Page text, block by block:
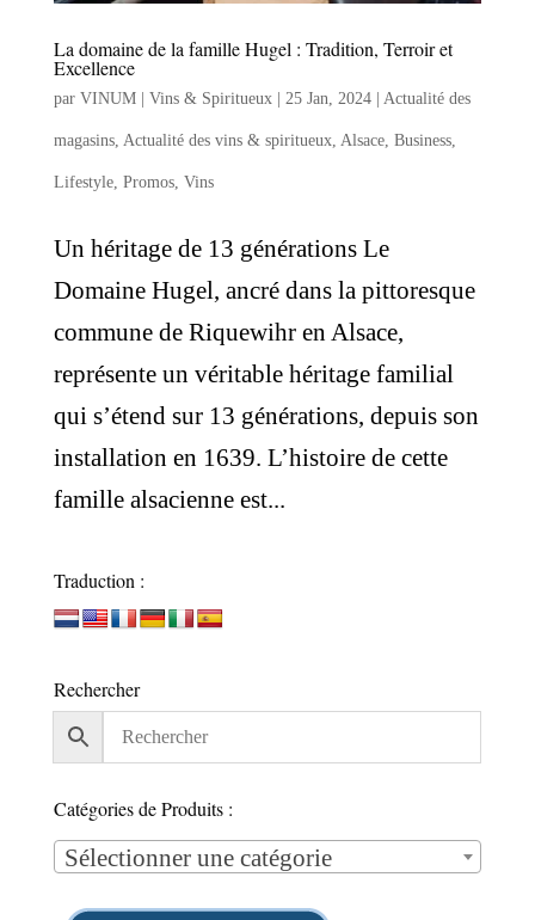
La domaine de la famille Hugel : Tradition, Terroir et
Excellence
par VINUM | Vins & Spiritueux| 25 Jan, 2024| Actualité des
magasins, Actualité des vins & spiritueux, Alsace, Business,
Lifestyle, Promos, Vins
Un héritage de 13 générations Le
Domaine Hugel, ancré dans la pittoresque
commune de Riquewihr en Alsace,
représente un véritable héritage familial
qui s’étend sur 13 générations, depuis son
installation en 1639. L’histoire de cette
famille alsacienne est...
Traduction :
Rechercher
Catégories de Produits :
Sélectionner une catégorie